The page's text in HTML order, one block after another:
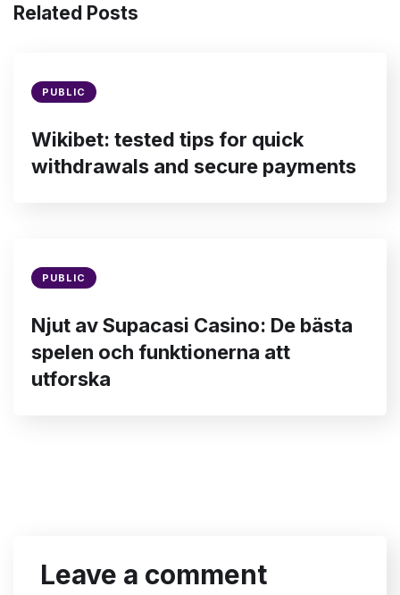
Related Posts
PUBLIC
Wikibet: tested tips for quick
withdrawals and secure payments
PUBLIC
Njut av Supacasi Casino: De bästa
spelen och funktionerna att
utforska
Leave a comment